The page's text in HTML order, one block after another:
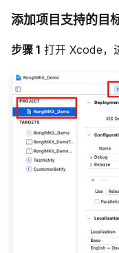
添加项目支持的目
步骤 1 打开 Xcode，